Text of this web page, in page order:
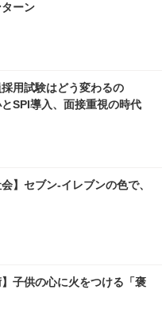
ーン
採用試験はどう変わるの
SPI導入、面接重視の時代
】セブン‐イレブンの色で、
】子供の心に火をつける「褒